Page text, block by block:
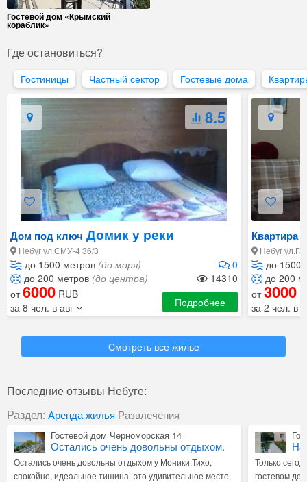
Гостевой дом «Крымский
кораблик»
Где остановиться?
Гостиницы Частный сектор Гостевые дома
8.5
Дом под ключ Домик у реки
Небуг ул.СМУ-4 36/3
до 1500 метров (до моря)
0
до 200 метров (до центра)
14310
от6000 RUB
за 8 чел. в авг
Подробнее
Квартира
Небуг
до 1500
до 200
от3000
за 2 чел. в
Смотреть все жилье
Последние отзывы Небуге:
Раздел: Аренда жилья Развлечения
Гостевой дом Черноморская 14
Остались очень довольны отдыхом.
Остались очень довольны отдыхом у Моники.Тихо,
спокойно, идеальное тишина- это удивительное место.
Только
гостевом